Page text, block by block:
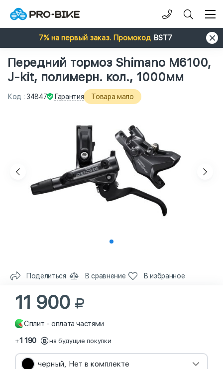
7% на первый заказ. Промокод BST7
Передний тормоз Shimano M6100,
J-kit, полимерн. кол., 1000мм
Код : 34847 Гарантия Товара мало
Поделиться В сравнение В избранное
11 900
Сплит - оплата частями
+1 190 на будущие покупки
черный, Нет в комплекте